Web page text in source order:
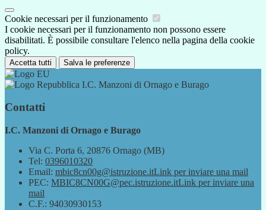
Cookie necessari per il funzionamento
I cookie necessari per il funzionamento non possono essere
disabilitati. È possibile consultare l'elenco nella pagina della cookie
policy.
Accetta tutti Salva le preferenze
I.C. Manzoni di Ornago e Burago
Contatti
I.C. Manzoni di Ornago e Burago
Via C. Porta 6, 20876 Ornago (MB)
Tel: 0396010320
Email: mbic8cn00g@istruzione.itLink per inviare una mail
PEC: MBIC8CN00G@pec.istruzione.itLink per inviare una
mail
C.F.: 94030930153